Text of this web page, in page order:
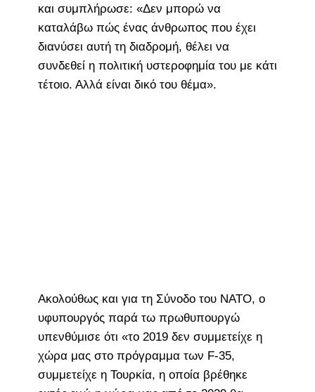
και συμπλήρωσε: «Δεν μπορώ να
καταλάβω πώς ένας άνθρωπος που έχει
διανύσει αυτή τη διαδρομή, θέλει να
συνδεθεί η πολιτική υστεροφημία του με κάτι
τέτοιο. Αλλά είναι δικό του θέμα».
Ακολούθως και για τη Σύνοδο του ΝΑΤΟ, ο
υφυπουργός παρά τω πρωθυπουργώ
υπενθύμισε ότι «το 2019 δεν συμμετείχε η
χώρα μας στο πρόγραμμα των F-35,
συμμετείχε η Τουρκία, η οποία βρέθηκε